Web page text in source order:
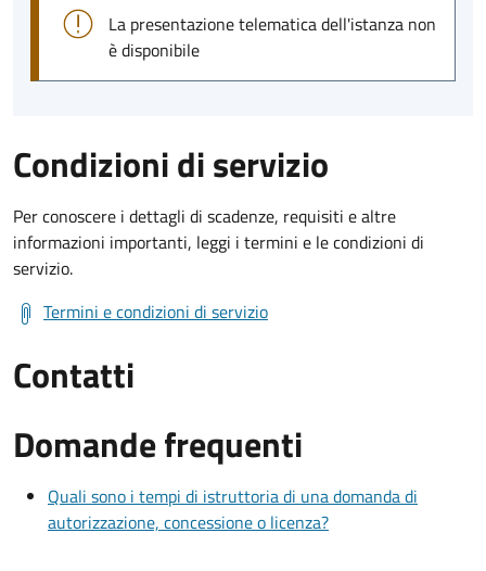
La presentazione telematica dell'istanza non
è disponibile
Condizioni di servizio
Per conoscere i dettagli di scadenze, requisiti e altre
informazioni importanti, leggi i termini e le condizioni di
servizio.
Termini e condizioni di servizio
Contatti
Domande frequenti
Quali sono i tempi di istruttoria di una domanda di
autorizzazione, concessione o licenza?